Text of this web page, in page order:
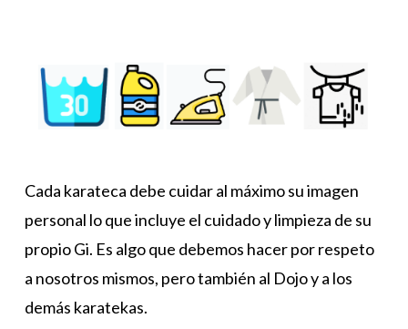
Cada karateca debe cuidar al máximo su imagen
personal lo que incluye el cuidado y limpieza de su
propio Gi. Es algo que debemos hacer por respeto
a nosotros mismos, pero también al Dojo y a los
demás karatekas.